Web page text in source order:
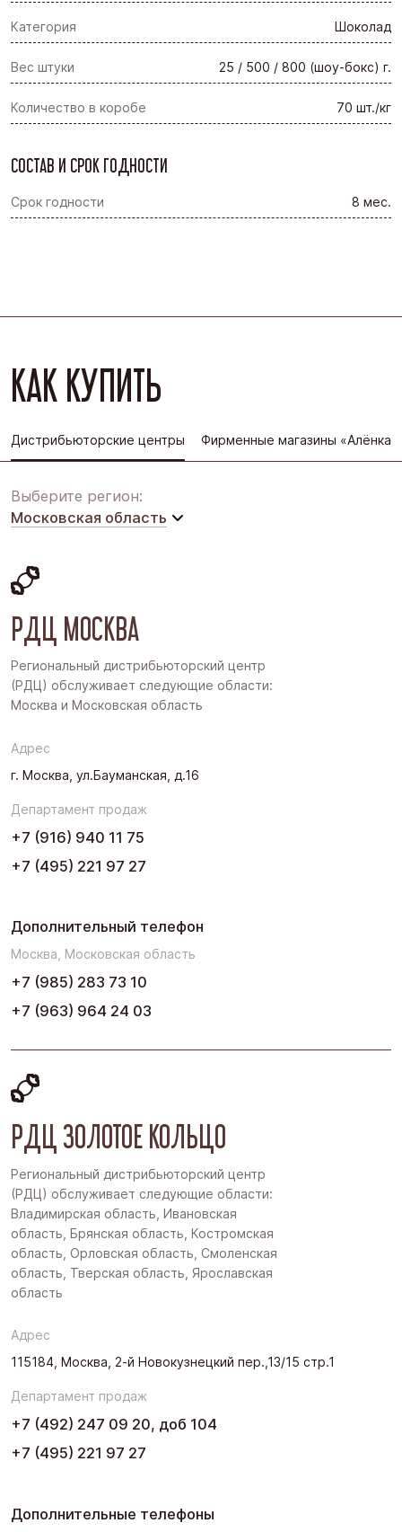
Категория Шоколад
Вес штуки 25 / 500 / 800 (шоу-бокс) г.
Количество в коробе 70 шт./кг
СОСТАВ И СРОК ГОДНОСТИ
Срок годности 8 мес.
КАК КУПИТЬ
Дистрибьюторские центры Фирменные магазины «Алёнка»
Выберите регион:
Московская область
Восточная Сибирь
Дальний Восток
Поволжье
Урал
РДЦ МОСКВА
Региональный дистрибьюторский центр
(РДЦ) обслуживает следующие области:
Москва и Московская область
Адрес
г. Москва, ул.Бауманская, д.16
Департамент продаж
+7 (916) 940 11 75
+7 (495) 221 97 27
Дополнительный телефон
Москва, Московская область
+7 (985) 283 73 10
+7 (963) 964 24 03
РДЦ ЗОЛОТОЕ КОЛЬЦО
Региональный дистрибьюторский центр
(РДЦ) обслуживает следующие области:
Владимирская область, Ивановская
область, Брянская область, Костромская
область, Орловская область, Смоленская
область, Тверская область, Ярославская
область
Адрес
115184, Москва, 2-й Новокузнецкий пер.,13/15 стр.1
Департамент продаж
+7 (492) 247 09 20, доб 104
+7 (495) 221 97 27
Дополнительные телефоны